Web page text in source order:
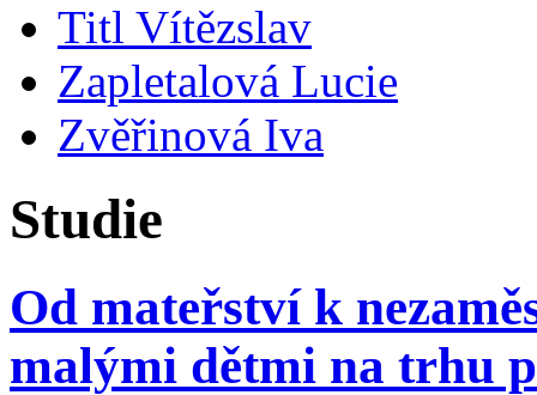
Titl Vítězslav
Zapletalová Lucie
Zvěřinová Iva
Studie
Od mateřství k
malými dětmi na trhu